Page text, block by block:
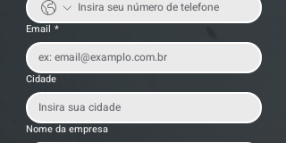
Email *
Cidade
Nome da empresa